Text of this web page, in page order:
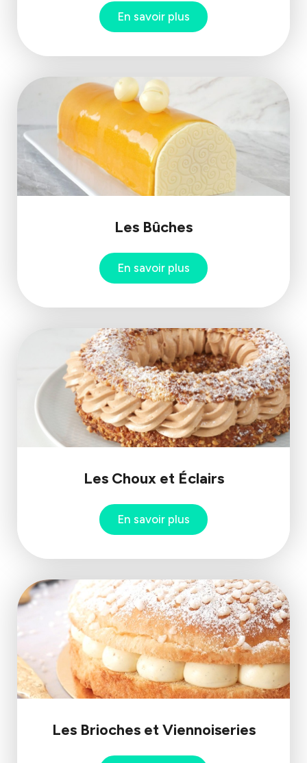
En savoir plus
Les Bûches
En savoir plus
Les Choux et Éclairs
En savoir plus
Les Brioches et Viennoiseries